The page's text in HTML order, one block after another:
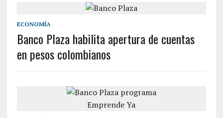
ECONOMÍA
Banco Plaza habilita apertura de cuentas
en pesos colombianos